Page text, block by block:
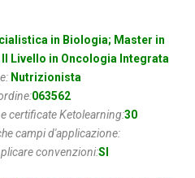
in Biologia; Master in
Livello in Oncologia Integrata
Nutrizionista
063562
certificate Ketolearning:30
campi d'applicazione:
convenzioni:SI